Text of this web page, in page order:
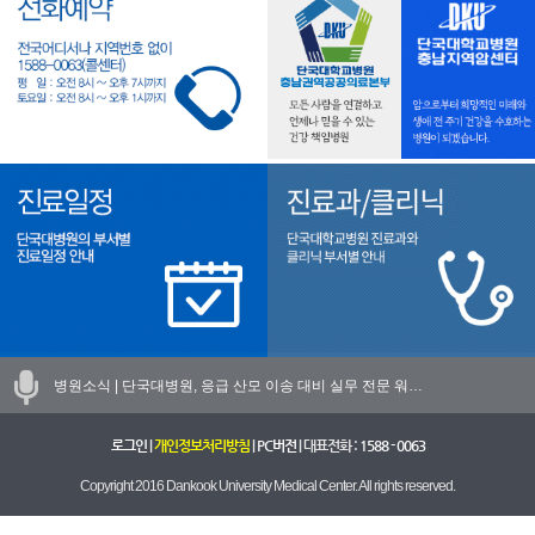
병원소식 | 단국대병원, 응급 산모 이송 대비 실무 전문 워…
로그인| 개인정보처리방침| PC버전| 대표전화 : 1588 - 0063
Copyright 2016 Dankook University Medical Center. All rights reserved.